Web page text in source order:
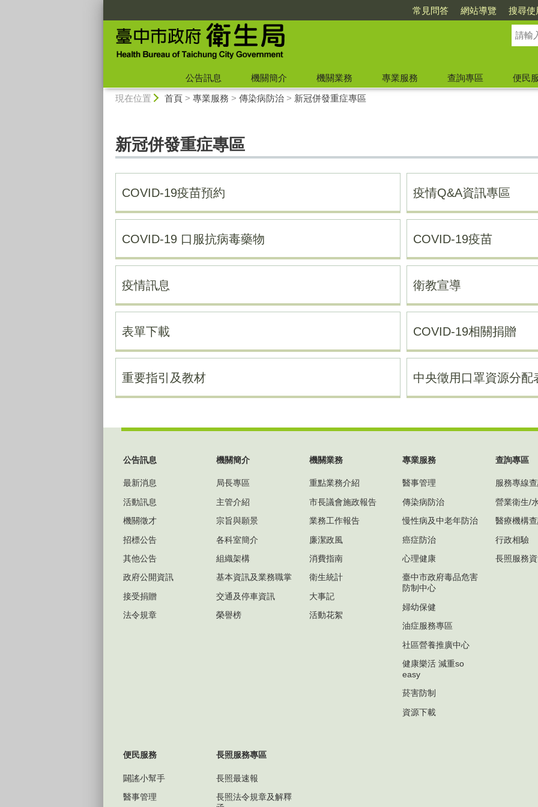
常見問答 網站導覽 搜尋使
公告訊息 機關簡介 機關業務 專業服務 查詢專區
便民
現在位置 首頁> 專業服務 > 傳染病防治> 新冠併發重症專區
新冠併發重症專區
COVID-19疫苗預約 疫情Q&A資訊專區
COVID-19 口服抗病毒藥物 COVID-19疫苗
疫情訊息 衛教宣導
表單下載 COVID-19相關捐贈
重要指引及教材 中央徵用口罩資源分配
公告訊息
最新消息
活動訊息
機關徵才
招標公告
其他公告
政府公開資訊
接受捐贈
法令規章
機關簡介
局長專區
主管介紹
宗旨與願景
各科室簡介
組織架構
基本資訊及業務職掌
交通及停車資訊
榮譽榜
機關業務
重點業務介紹
市長議會施政報告
業務工作報告
廉潔政風
消費指南
衛生統計
大事記
活動花絮
專業服務
醫事管理
傳染病防治
慢性病及中老年防治
癌症防治
心理健康
臺中市政府毒品危害
防制中心
婦幼保健
油症服務專區
社區營養推廣中心
健康樂活 減重so
easy
菸害防制
資源下載
查詢專區
服務專線
營業衛生/
醫療機構
行政相驗
長照服務
便民服務
闢謠小幫手
醫事管理
長照服務專區
長照最速報
長照法令規章及解釋